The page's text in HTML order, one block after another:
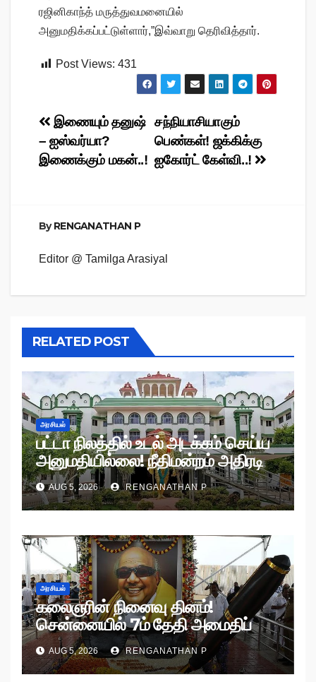
ரஜினிகாந்த் மருத்துவமனையில்
அனுமதிக்கப்பட்டுள்ளார்,”இவ்வாறு தெரிவித்தார்.
Post Views: 431
Post
navigation
சந்நியாசியாகும்
பெண்கள்! ஜக்கிக்கு
ஐகோர்ட் கேள்வி..!
இணையும் தனுஷ்
– ஐஸ்வர்யா?
இணைக்கும் மகன்..!
ByRENGANATHAN P
Editor @ Tamilga Arasiyal
RELATED POST
அரசியல்
பட்டா நிலத்தில் உடல் அடக்கம் செய்ய
அனுமதியில்லை! நீதிமன்றம் அதிரடி
உத்தரவு!
AUG 5, 2026 RENGANATHAN P
அரசியல்
கலைஞரின் நினைவு தினம்!
சென்னையில் 7ம் தேதி அமைதிப்
பேரணி!
AUG 5, 2026 RENGANATHAN P